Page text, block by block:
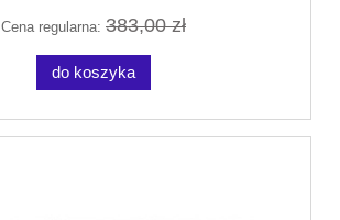
Cena regularna: 383,00 zł
do koszyka